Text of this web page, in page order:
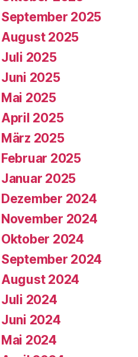
September 2025
August 2025
Juli 2025
Juni 2025
Mai 2025
April 2025
März 2025
Februar 2025
Januar 2025
Dezember 2024
November 2024
Oktober 2024
September 2024
August 2024
Juli 2024
Juni 2024
Mai 2024